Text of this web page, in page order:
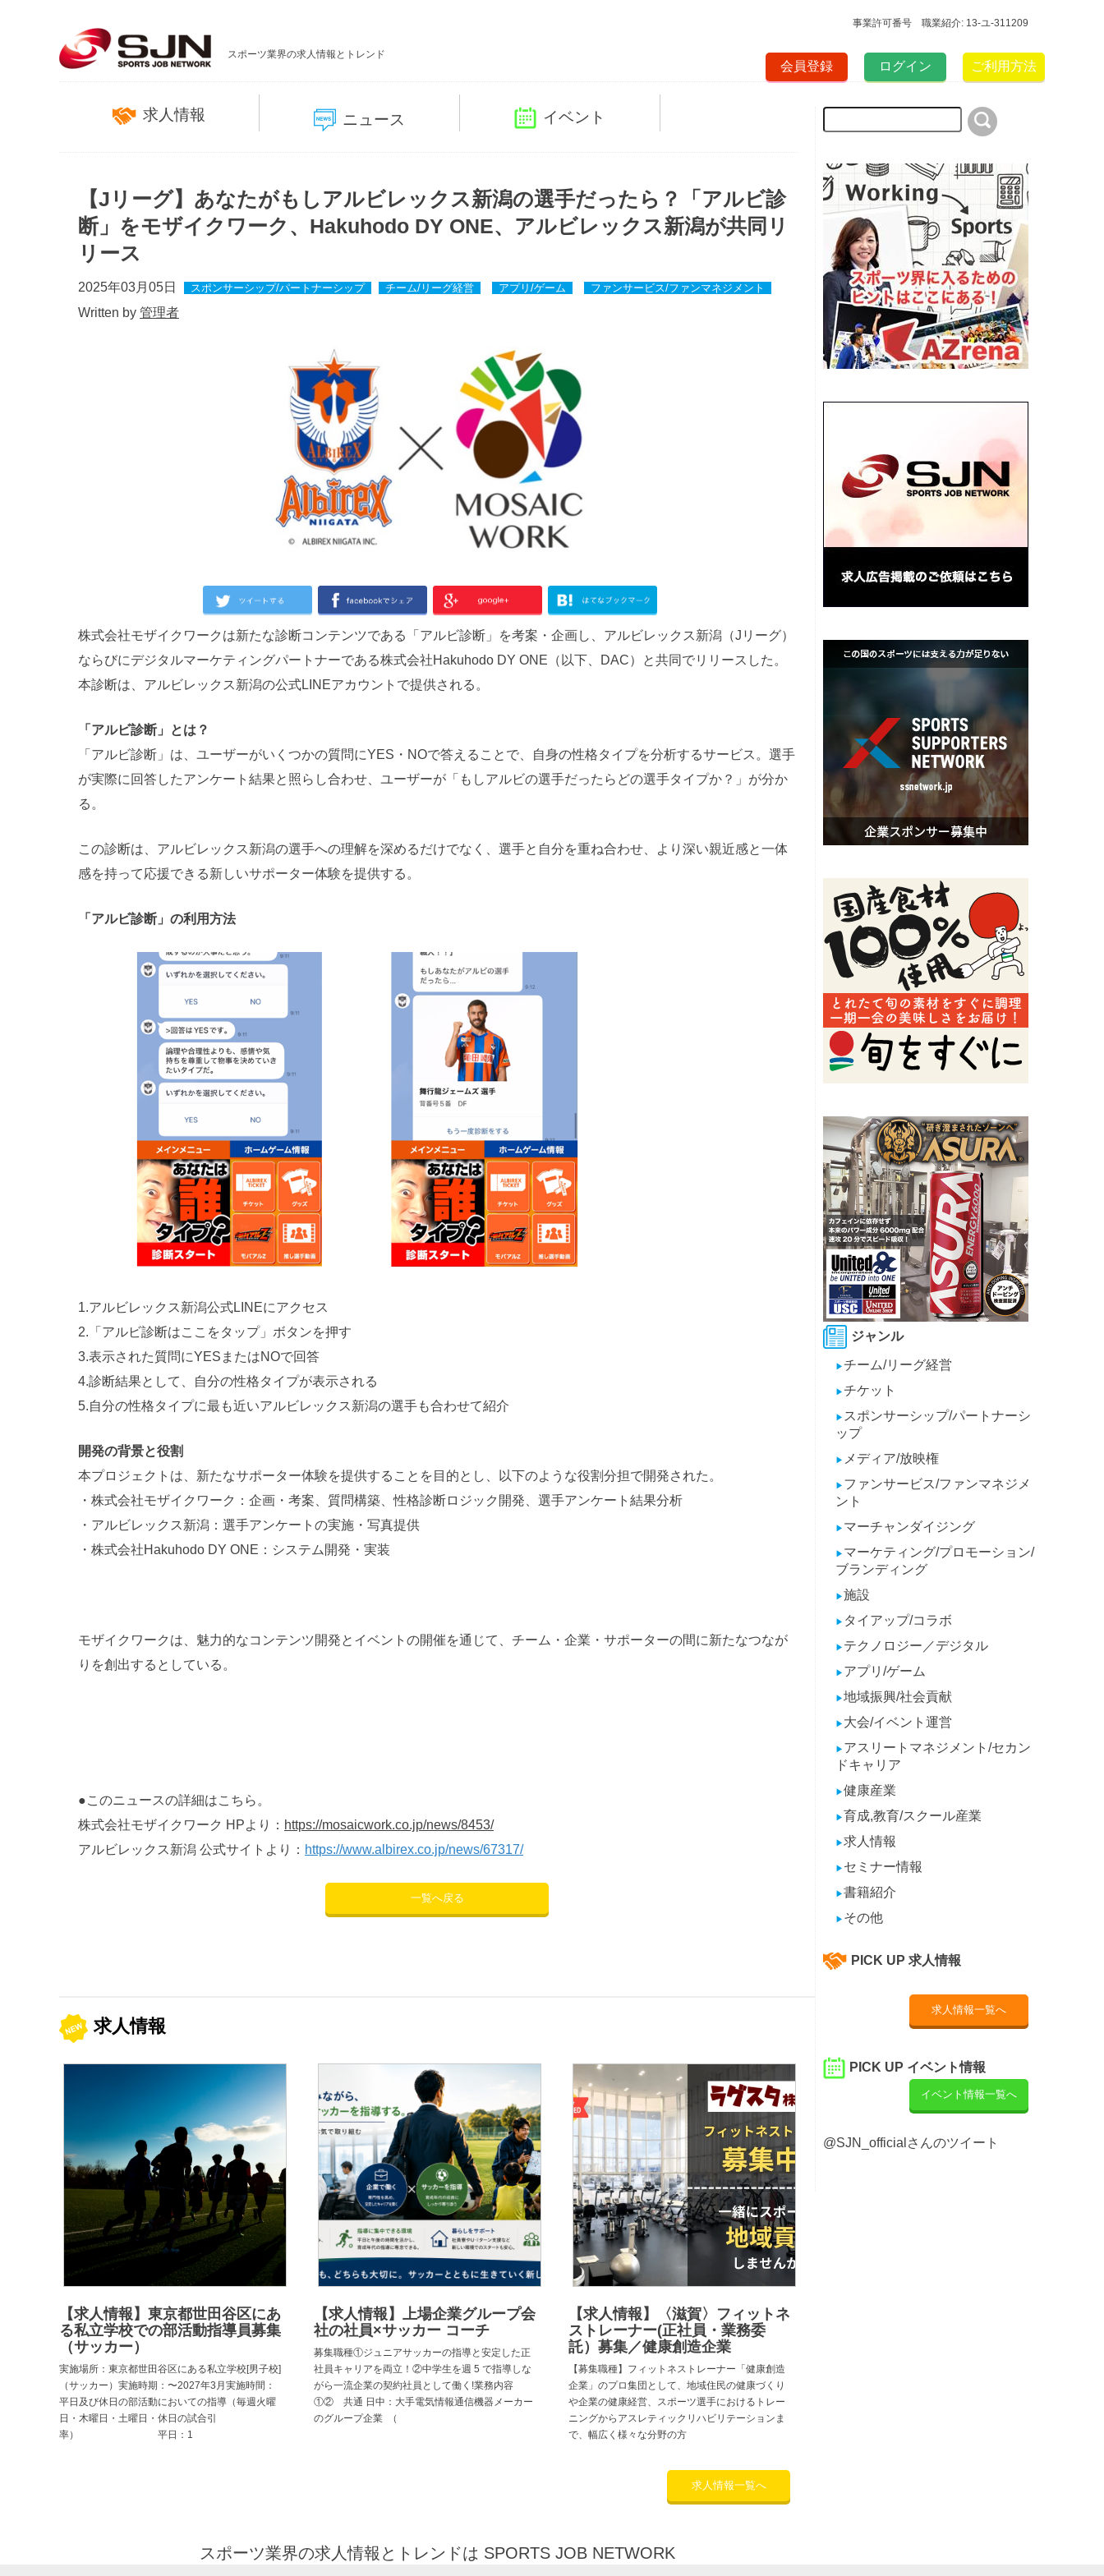
事業許可番号 職業紹介: 13-ユ-311209
スポーツ業界の求人情報とトレンド
会員登録 ログイン ご利用方法
求人情報 ニュース イベント
【Jリーグ】あなたがもしアルビレックス新潟の選手だったら？「アルビ診
断」をモザイクワーク、Hakuhodo DY ONE、アルビレックス新潟が共同リ
リース
2025年03月05日 スポンサーシップ/パートナーシップ チーム/リーグ経営 アプリ/ゲーム ファンサービス/ファンマネジメント
Written by 管理者
株式会社モザイクワークは新たな診断コンテンツである「アルビ診断」を考案・企画し、アルビレックス新潟（Jリーグ）
ならびにデジタルマーケティングパートナーである株式会社Hakuhodo DY ONE（以下、DAC）と共同でリリースした。
本診断は、アルビレックス新潟の公式LINEアカウントで提供される。
「アルビ診断」とは？
「アルビ診断」は、ユーザーがいくつかの質問にYES・NOで答えることで、自身の性格タイプを分析するサービス。選手
が実際に回答したアンケート結果と照らし合わせ、ユーザーが「もしアルビの選手だったらどの選手タイプか？」が分か
る。
この診断は、アルビレックス新潟の選手への理解を深めるだけでなく、選手と自分を重ね合わせ、より深い親近感と一体
感を持って応援できる新しいサポーター体験を提供する。
「アルビ診断」の利用方法
1.アルビレックス新潟公式LINEにアクセス
2.「アルビ診断はここをタップ」ボタンを押す
3.表示された質問にYESまたはNOで回答
4.診断結果として、自分の性格タイプが表示される
5.自分の性格タイプに最も近いアルビレックス新潟の選手も合わせて紹介
開発の背景と役割
本プロジェクトは、新たなサポーター体験を提供することを目的とし、以下のような役割分担で開発された。
・株式会社モザイクワーク：企画・考案、質問構築、性格診断ロジック開発、選手アンケート結果分析
・アルビレックス新潟：選手アンケートの実施・写真提供
・株式会社Hakuhodo DY ONE：システム開発・実装
モザイクワークは、魅力的なコンテンツ開発とイベントの開催を通じて、チーム・企業・サポーターの間に新たなつなが
りを創出するとしている。
●このニュースの詳細はこちら。
株式会社モザイクワーク HPより： https://mosaicwork.co.jp/news/8453/
アルビレックス新潟 公式サイトより： https://www.albirex.co.jp/news/67317/
一覧へ戻る
求人情報
【求人情報】東京都世田谷区にあ
る私立学校での部活動指導員募集
（サッカー）
実施場所：東京都世田谷区にある私立学校[男子校]
（サッカー）実施時期：〜2027年3月実施時間：
平日及び休日の部活動においての指導（毎週火曜
日・木曜日・土曜日・休日の試合引
率） 平日：1
【求人情報】上場企業グループ会
社の社員×サッカー コーチ
募集職種①ジュニアサッカーの指導と安定した正
社員キャリアを両立！②中学生を週 5 で指導しな
がら一流企業の契約社員として働く!業務内容
①② 共通 日中：大手電気情報通信機器メーカー
のグループ企業 （
【求人情報】〈滋賀〉フィットネ
ストレーナー(正社員・業務委
託）募集／健康創造企業
【募集職種】フィットネストレーナー「健康創造
企業」のプロ集団として、地域住民の健康づくり
や企業の健康経営、スポーツ選手におけるトレー
ニングからアスレティックリハビリテーションま
で、幅広く様々な分野の方
求人情報一覧へ
スポーツ業界の求人情報とトレンドは SPORTS JOB NETWORK
ジャンル
▶チーム/リーグ経営
▶チケット
▶ スポンサーシップ/パートナーシ
ップ
▶ メディア/放映権
▶ ファンサービス/ファンマネジメ
ント
▶ マーチャンダイジング
▶ マーケティング/プロモーション/
ブランディング
▶施設
▶ タイアップ/コラボ
▶ テクノロジー／デジタル
▶ アプリ/ゲーム
▶地域振興/社会貢献
▶ 大会/イベント運営
▶ アスリートマネジメント/セカン
ドキャリア
▶健康産業
▶育成,教育/スクール産業
▶求人情報
▶ セミナー情報
▶書籍紹介
▶ その他
PICK UP 求人情報
求人情報一覧へ
PICK UP イベント情報
イベント情報一覧へ
@SJN_officialさんのツイート